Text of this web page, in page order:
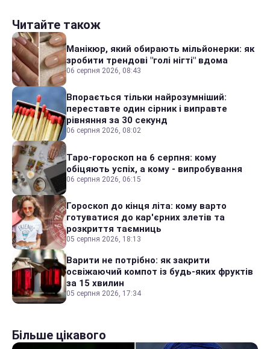
Читайте також
Манікюр, який обирають мільйонерки: як
зробити трендові "голі нігті" вдома
06 серпня 2026, 08:43
Впорається тільки найрозумніший:
переставте один сірник і виправте
рівняння за 30 секунд
06 серпня 2026, 08:02
Таро-гороскоп на 6 серпня: кому
обіцяють успіх, а кому - випробування
06 серпня 2026, 06:15
Гороскоп до кінця літа: кому варто
готуватися до кар'єрних злетів та
розкриття таємниць
05 серпня 2026, 18:13
Варити не потрібно: як закрити
освіжаючий компот із будь-яких фруктів
за 15 хвилин
05 серпня 2026, 17:34
Більше цікавого